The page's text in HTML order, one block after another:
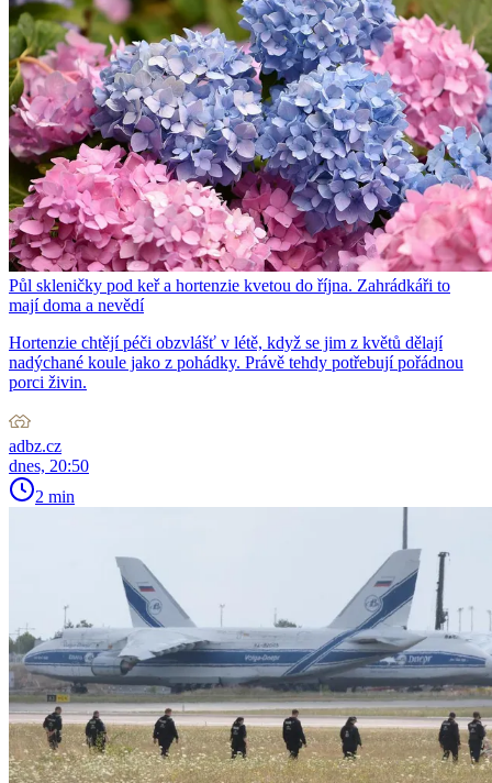
Půl skleničky pod keř a hortenzie kvetou do října. Zahrádkáři to
mají doma a nevědí
Hortenzie chtějí péči obzvlášť v létě, když se jim z květů dělají
nadýchané koule jako z pohádky. Právě tehdy potřebují pořádnou
porci živin.
adbz.cz
dnes, 20:50
2 min